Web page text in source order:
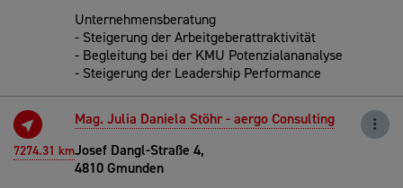
Unternehmensberatung
- Steigerung der Arbeitgeberattraktivität
- Begleitung bei der KMU Potenzialananalyse
- Steigerung der Leadership Performance
7274.31 km
Mag. Julia Daniela Stöhr - aergo Consulting
Josef Dangl-Straße 4,
4810 Gmunden